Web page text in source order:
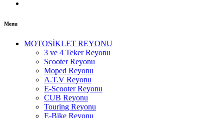
Menu
MOTOSİKLET REYONU
3 ve 4 Teker Reyonu
Scooter Reyonu
Moped Reyonu
A.T.V Reyonu
E-Scooter Reyonu
CUB Reyonu
Touring Reyonu
E-Bike Reyonu